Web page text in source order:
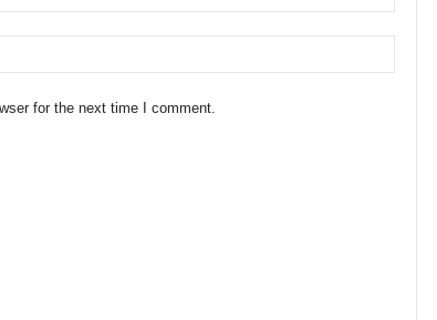
for the next time I comment.